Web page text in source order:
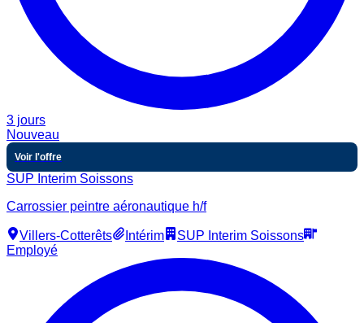
3 jours
Nouveau
Voir l'offre
SUP Interim Soissons
Carrossier peintre aéronautique h/f
Villers-Cotterêts Intérim
SUP Interim Soissons
Employé